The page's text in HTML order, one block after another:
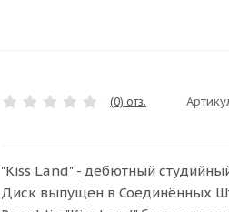
(0) отз.
"Kiss Land" - дебютный
Диск выпущен в Соединённых